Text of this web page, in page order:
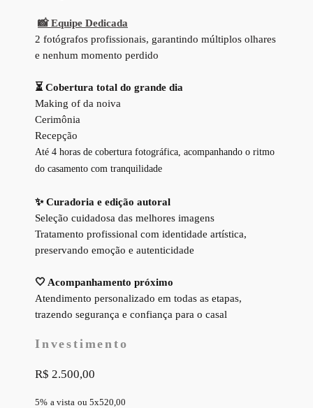
📸 Equipe Dedicada
2 fotógrafos profissionais, garantindo múltiplos olhares
e nenhum momento perdido
⏳ Cobertura total do grande dia
Making of da noiva
Cerimônia
Recepção
Até 4 horas de cobertura fotográfica, acompanhando o ritmo
do casamento com tranquilidade
✨Curadoria e edição autoral
Seleção cuidadosa das melhores imagens
Tratamento profissional com identidade artística,
preservando emoção e autenticidade
🤍 Acompanhamento próximo
Atendimento personalizado em todas as etapas,
trazendo segurança e confiança para o casal
Investimento
R$ 2.500,00
5% a vista ou 5x520,00